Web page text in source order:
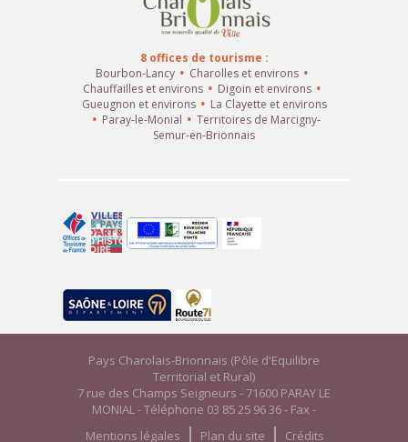
8 offices de tourisme :
Bourbon-Lancy
Charolles et environs
Chauffailles et environs
Digoin et environs
Gueugnon et environs
La Clayette et environs
Paray-le-Monial
Territoires de Marcigny-
Semur-en-Brionnais
Pays Charolais-Brionnais (Pôle d'Equilibre
Territorial et Rural)
7 rue des Champs Seigneurs - 71600 PARAY LE
MONIAL - Téléphone 03 85 25 96 36 - Fax -
Mentions légales
Plan du site Crédits